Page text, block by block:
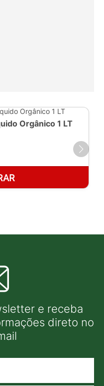
Orgânico 1 LT
e receba
direto no